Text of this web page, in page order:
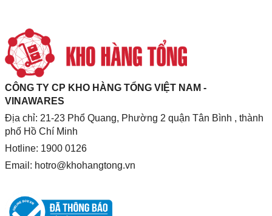
CÔNG TY CP KHO HÀNG TỔNG VIỆT NAM -
VINAWARES
Địa chỉ: 21-23 Phổ Quang, Phường 2 quận Tân Bình , thành
phố Hồ Chí Minh
Hotline: 1900 0126
Email: hotro@khohangtong.vn